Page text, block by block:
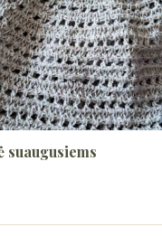
suaugusiems